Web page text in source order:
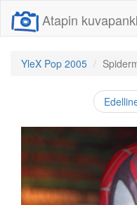
Atapin
YleX Pop 2005